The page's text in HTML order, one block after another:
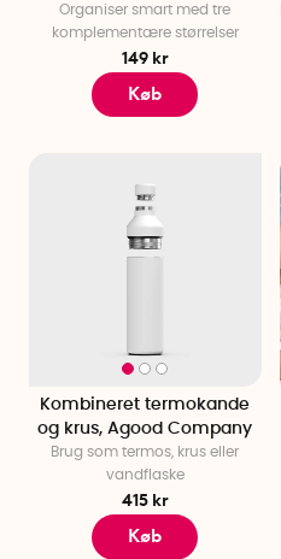
Organiser smart med tre
komplementære størrelser
149 kr
Køb
Kombineret termokande
og krus, Agood Company
Brug som termos, krus eller
vandflaske
415 kr
Køb